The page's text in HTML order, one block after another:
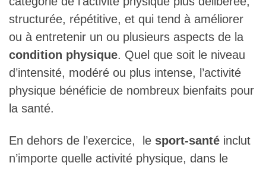
structurée, répétitive, et qui tend à améliorer
ou à entretenir un ou plusieurs aspects de la
condition physique. Quel que soit le niveau
d’intensité, modéré ou plus intense, l’activité
physique bénéficie de nombreux bienfaits pour
la santé.
En dehors de l’exercice, le sport-santé inclut
n’importe quelle activité physique, dans le